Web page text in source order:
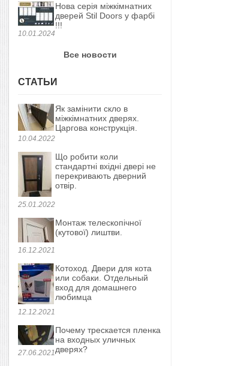
10.01.2024
Нова серія міжкімнатних
дверей Stil Doors у фарбі
!!!
Все новости
СТАТЬИ
10.04.2022
Як замінити скло в
міжкімнатних дверях.
Царгова конструкція.
25.01.2022
Що робити коли
стандартні вхідні двері не
перекривають дверний
отвір.
16.12.2021
Монтаж телескопічної
(кутової) лиштви.
12.12.2021
Котоход. Двери для кота
или собаки. Отдельный
вход для домашнего
любимца
27.06.2021
Почему трескается пленка
на входных уличных
дверях?